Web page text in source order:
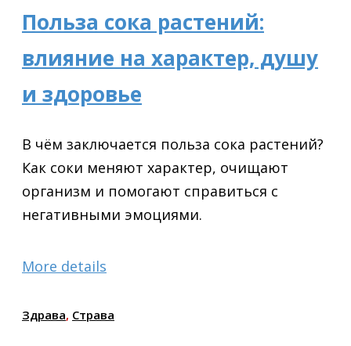
Польза сока растений:
влияние на характер, душу
и здоровье
В чём заключается польза сока растений?
Как соки меняют характер, очищают
организм и помогают справиться с
негативными эмоциями.
More details
Здрава, Страва